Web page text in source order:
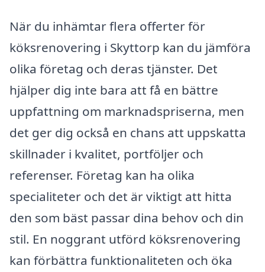
När du inhämtar flera offerter för
köksrenovering i Skyttorp kan du jämföra
olika företag och deras tjänster. Det
hjälper dig inte bara att få en bättre
uppfattning om marknadspriserna, men
det ger dig också en chans att uppskatta
skillnader i kvalitet, portföljer och
referenser. Företag kan ha olika
specialiteter och det är viktigt att hitta
den som bäst passar dina behov och din
stil. En noggrant utförd köksrenovering
kan förbättra funktionaliteten och öka